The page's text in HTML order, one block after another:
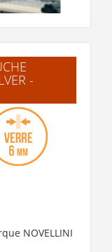
1BS
735 €
-
NOVELLINI